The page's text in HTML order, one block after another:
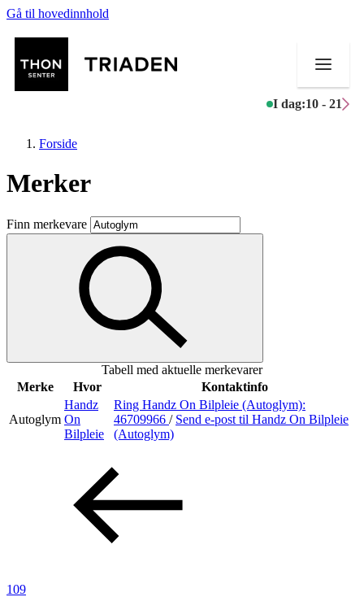
Gå til hovedinnhold
I dag:10 - 21
Butikker
Mat og drikke
Aktiviteter
Inspirasjon
Åpningstider
Forside
Merker
Finn merkevare
Tabell med aktuelle merkevarer
Merke
Hvor Kontaktinfo
Autoglym
Handz
On
Bilpleie
Ring Handz On Bilpleie (Autoglym):
46709966 / Send e-post til Handz On Bilpleie
(Autoglym)
109